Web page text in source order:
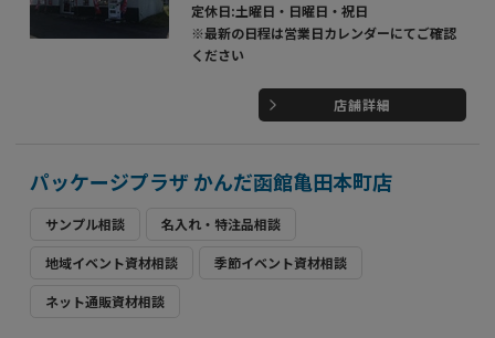
定休日:土曜日・日曜日・祝日
※最新の日程は営業日カレンダーにてご確認
ください
店舗詳細
パッケージプラザ かんだ函館亀田本町店
サンプル相談 名入れ・特注品相談
地域イベント資材相談 季節イベント資材相談
ネット通販資材相談